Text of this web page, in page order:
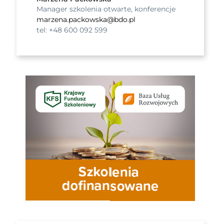
Manager szkolenia otwarte, konferencje
marzena.packowska@bdo.pl
tel: +48 600 092 599